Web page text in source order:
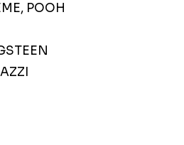
POOH